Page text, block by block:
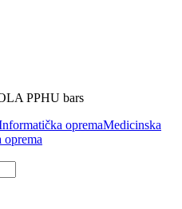
PPHU bars
opremaMedicinska
oprema